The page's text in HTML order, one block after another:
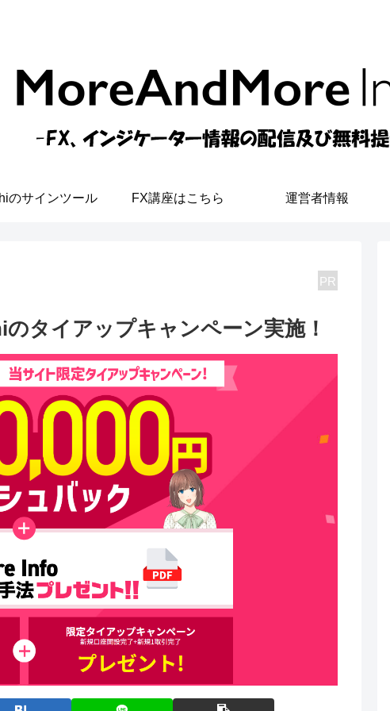
のサインツール FX講座はこちら 運営者情報
PR
タイアップキャンペーン実施！